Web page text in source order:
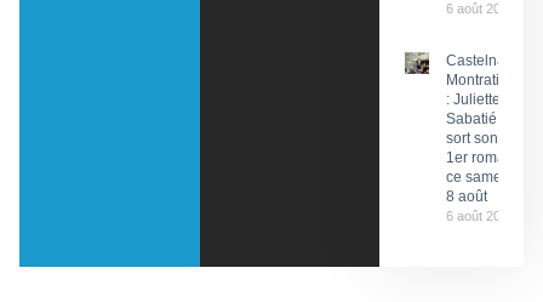
6 août 2026
Castelnau-
Montratier
: Juliette
Sabatié
sort son
1er roman
ce samedi
8 août
6 août 2026